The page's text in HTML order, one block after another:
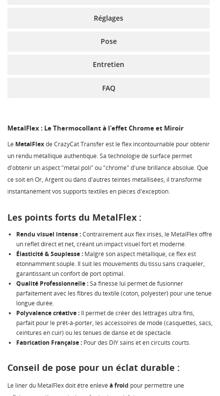
Réglages
Pose
Entretien
FAQ
MetalFlex : Le Thermocollant à l'effet Chrome et Miroir
Le MetalFlexde CrazyCat Transfer est le flex incontournable pour obtenir
un rendu métallique authentique. Sa technologie de surface permet
d'obtenir un aspect "métal poli" ou "chrome" d'une brillance absolue. Que
ce soit en Or, Argent ou dans d'autres teintes métallisées, il transforme
instantanément vos supports textiles en pièces d'exception.
Les points forts du MetalFlex :
Rendu visuel intense :Contrairement aux flex irisés, le MetalFlex offre
un reflet direct et net, créant un impact visuel fort et moderne.
Élasticité & Souplesse : Malgré son aspect métallique, ce flex est
étonnamment souple. Il suit les mouvements du tissu sans craqueler,
garantissant un confort de port optimal.
Qualité Professionnelle :Sa finesse lui permet de fusionner
parfaitement avec les fibres du textile (coton, polyester) pour une tenue
longue durée.
Polyvalence créative : Il permet de créer des lettrages ultra fins,
parfait pour le prêt-à-porter, les accessoires de mode (casquettes, sacs,
ceintures en cuir) ou les tenues de danse et de spectacle.
Fabrication Française : Pour des DIY sains et en circuits courts.
Conseil de pose pour un éclat durable :
Le liner du MetalFlex doit être enlevé à froid pour permettre une